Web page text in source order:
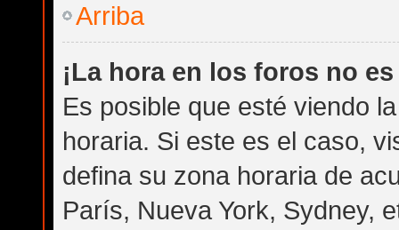
Arriba
¡La hora en los foros no
Es posible que esté viendo
horaria. Si este es el caso,
defina su zona horaria de
París, Nueva York, Sydney,